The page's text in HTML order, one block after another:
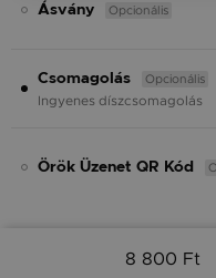
Ásvány Opcionális
Csomagolás Opcionális
Ingyenes díszcsomagolás
Örök Üzenet QR Kód
8 800 Ft